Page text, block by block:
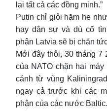
lại tất cả các đồng minh.”
Putin chỉ giỏi hăm he
hay dân sự và dù cố
phận Latvia sẽ bị chặn
Mới đây thôi, 30 tháng 7
của NATO chặn hai
cánh từ vùng
ngay cả trước khi các
phận của các nước Baltic.